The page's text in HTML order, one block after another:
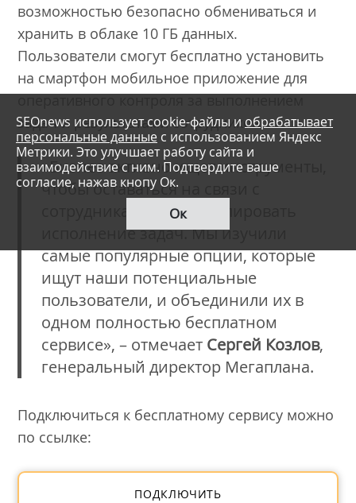
возможностью безопасно обмениваться и
хранить в облаке 10 ГБ данных.
Пользователи смогут бесплатно установить
на смартфон мобильное приложение для
оперативного контроля за выполнением
задач и результатами сотрудников.
«Бизнес активно ищет инструменты,
чтобы оставаться на связи с
сотрудниками и контролировать
исполнение задач. Мы изучили
самые популярные опции, которые
ищут наши потенциальные
пользователи, и объединили их в
одном полностью бесплатном
сервисе», – отмечает Сергей Козлов,
генеральный директор Мегаплана.
Подключиться к бесплатному сервису можно
по ссылке:
ПОДКЛЮЧИТЬ
SEOnews использует cookie-файлы и обрабатывает
персональные данные с использованием Яндекс
Метрики. Это улучшает работу сайта и
взаимодействие с ним. Подтвердите ваше
согласие, нажав кнопу Ок.
Ок